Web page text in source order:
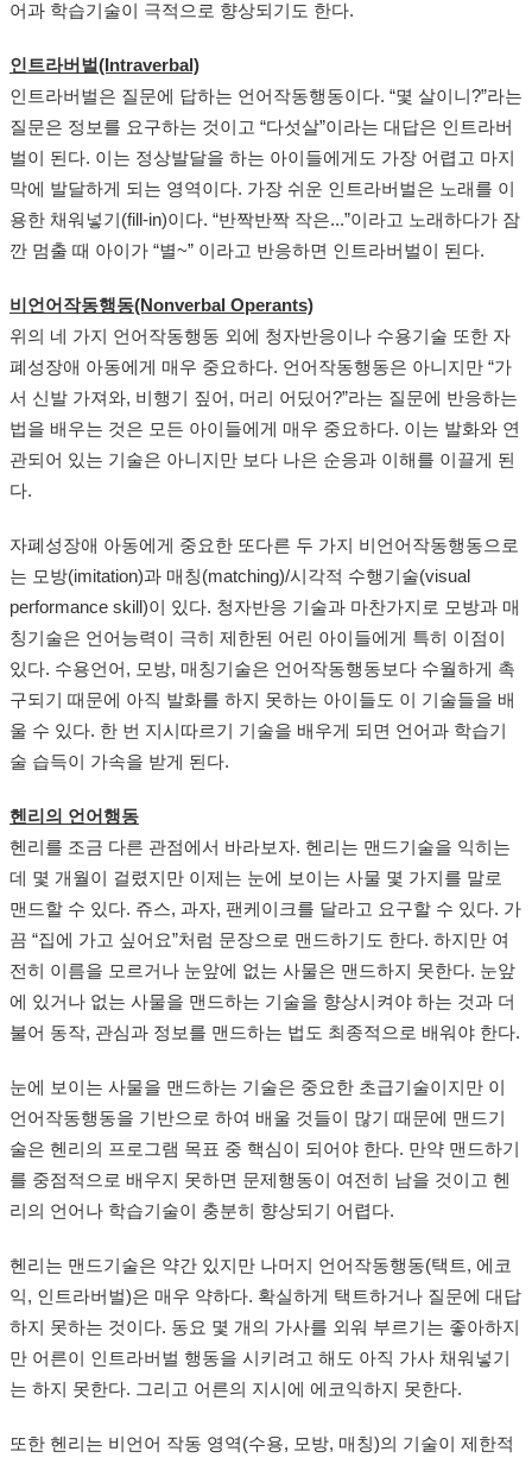
어과 학습기술이 극적으로 향상되기도 한다.
인트라버벌(Intraverbal)
인트라버벌은 질문에 답하는 언어작동행동이다. “몇 살이니?”라는
질문은 정보를 요구하는 것이고 “다섯살”이라는 대답은 인트라버
벌이 된다. 이는 정상발달을 하는 아이들에게도 가장 어렵고 마지
막에 발달하게 되는 영역이다. 가장 쉬운 인트라버벌은 노래를 이
용한 채워넣기(fill-in)이다. “반짝반짝 작은...”이라고 노래하다가 잠
깐 멈출 때 아이가 “별~” 이라고 반응하면 인트라버벌이 된다.
비언어작동행동(Nonverbal Operants)
위의 네 가지 언어작동행동 외에 청자반응이나 수용기술 또한 자
폐성장애 아동에게 매우 중요하다. 언어작동행동은 아니지만 “가
서 신발 가져와, 비행기 짚어, 머리 어딨어?”라는 질문에 반응하는
법을 배우는 것은 모든 아이들에게 매우 중요하다. 이는 발화와 연
관되어 있는 기술은 아니지만 보다 나은 순응과 이해를 이끌게 된
다.
자폐성장애 아동에게 중요한 또다른 두 가지 비언어작동행동으로
는 모방(imitation)과 매칭(matching)/시각적 수행기술(visual
performance skill)이 있다. 청자반응 기술과 마찬가지로 모방과 매
칭기술은 언어능력이 극히 제한된 어린 아이들에게 특히 이점이
있다. 수용언어, 모방, 매칭기술은 언어작동행동보다 수월하게 촉
구되기 때문에 아직 발화를 하지 못하는 아이들도 이 기술들을 배
울 수 있다. 한 번 지시따르기 기술을 배우게 되면 언어과 학습기
술 습득이 가속을 받게 된다.
헨리의 언어행동
헨리를 조금 다른 관점에서 바라보자. 헨리는 맨드기술을 익히는
데 몇 개월이 걸렸지만 이제는 눈에 보이는 사물 몇 가지를 말로
맨드할 수 있다. 쥬스, 과자, 팬케이크를 달라고 요구할 수 있다. 가
끔 “집에 가고 싶어요”처럼 문장으로 맨드하기도 한다. 하지만 여
전히 이름을 모르거나 눈앞에 없는 사물은 맨드하지 못한다. 눈앞
에 있거나 없는 사물을 맨드하는 기술을 향상시켜야 하는 것과 더
불어 동작, 관심과 정보를 맨드하는 법도 최종적으로 배워야 한다.
눈에 보이는 사물을 맨드하는 기술은 중요한 초급기술이지만 이
언어작동행동을 기반으로 하여 배울 것들이 많기 때문에 맨드기
술은 헨리의 프로그램 목표 중 핵심이 되어야 한다. 만약 맨드하기
를 중점적으로 배우지 못하면 문제행동이 여전히 남을 것이고 헨
리의 언어나 학습기술이 충분히 향상되기 어렵다.
헨리는 맨드기술은 약간 있지만 나머지 언어작동행동(택트, 에코
익, 인트라버벌)은 매우 약하다. 확실하게 택트하거나 질문에 대답
하지 못하는 것이다. 동요 몇 개의 가사를 외워 부르기는 좋아하지
만 어른이 인트라버벌 행동을 시키려고 해도 아직 가사 채워넣기
는 하지 못한다. 그리고 어른의 지시에 에코익하지 못한다.
또한 헨리는 비언어 작동 영역(수용, 모방, 매칭)의 기술이 제한적